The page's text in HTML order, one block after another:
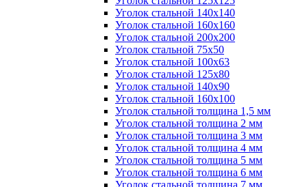
Уголок стальной 140х140
Уголок стальной 160х160
Уголок стальной 200х200
Уголок стальной 75х50
Уголок стальной 100х63
Уголок стальной 125х80
Уголок стальной 140х90
Уголок стальной 160х100
Уголок стальной толщина 1,5 мм
Уголок стальной толщина 2 мм
Уголок стальной толщина 3 мм
Уголок стальной толщина 4 мм
Уголок стальной толщина 5 мм
Уголок стальной толщина 6 мм
Уголок стальной толщина 7 мм